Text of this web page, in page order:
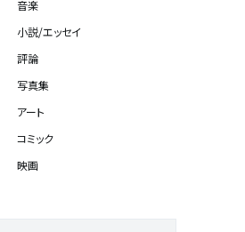
音楽
小説/エッセイ
評論
写真集
アート
コミック
映画